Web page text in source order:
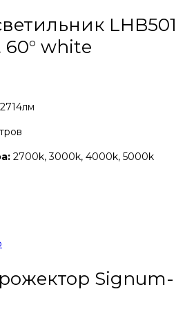
LHB501
60° white
2700k, 3000k, 4000k, 5000k
Signum-